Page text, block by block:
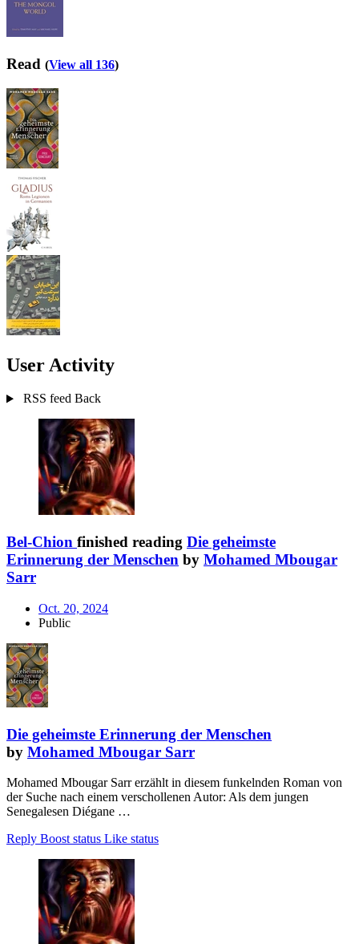
Read (View all 136)
User Activity
RSS feed Back
Bel-Chion finished reading Die geheimste
Erinnerung der Menschen by Mohamed Mbougar
Sarr
Oct. 20, 2024
Public
Die geheimste Erinnerung der Menschen
by Mohamed Mbougar Sarr
Mohamed Mbougar Sarr erzählt in diesem funkelnden Roman von
der Suche nach einem verschollenen Autor: Als dem jungen
Senegalesen Diégane …
Reply Boost status Like status